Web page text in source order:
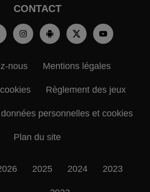
CONTACT
nous Mentions légales
Règlement des jeux
personnelles et cookies
Plan du site
2025 2024 2023